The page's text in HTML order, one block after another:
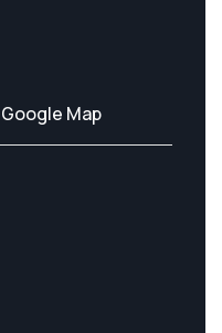
Google Map